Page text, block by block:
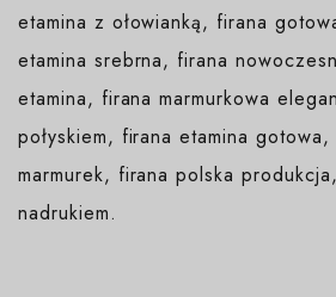
etamina z ołowianką, firana
etamina srebrna, firana
etamina, firana marmurkowa
połyskiem, firana etamina
marmurek, firana polska
nadrukiem.